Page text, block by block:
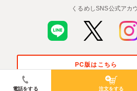
電話をする 注文をする
くるめしSNS公式アカ
PC版はこちら
© Kurumeshi, Inc. All Rights